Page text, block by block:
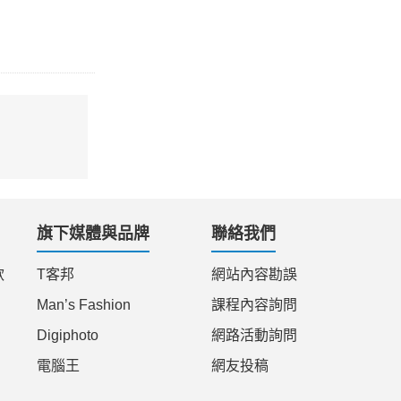
旗下媒體與品牌
T客邦
Man’s Fashion
Digiphoto
電腦王
聯絡我們
網站內容勘誤
課程內容詢問
網路活動詢問
網友投稿